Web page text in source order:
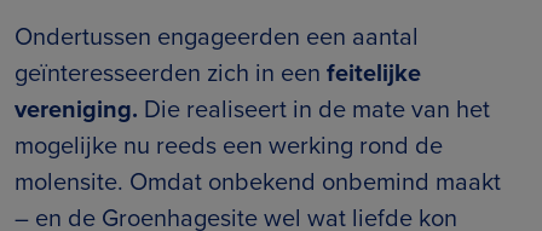
Ondertussen engageerden een aantal
geïnteresseerden zich in een feitelijke
vereniging. Die realiseert in de mate van het
mogelijke nu reeds een werking rond de
molensite. Omdat onbekend onbemind maakt
– en de Groenhagesite wel wat liefde kon